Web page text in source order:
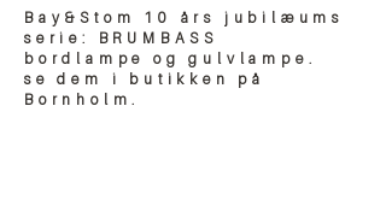
Bay&Stom 10 års jubilæums
serie: BRUMBASS
bordlampe og gulvlampe.
se dem i butikken på
Bornholm.